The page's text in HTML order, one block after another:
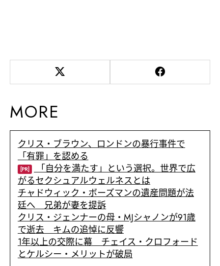
MORE
クリス・ブラウン、ロンドンの暴行事件で
「有罪」を認める
[PR]
「自分を満たす」という選択。世界で広
がるセクシュアルウェルネスとは
チャドウィック・ボーズマンの遺産問題が法
廷へ 兄弟が妻を提訴
クリス・ジェンナーの母・MJシャノンが91歳
で逝去 キムの追悼に反響
1年以上の交際に幕 チェイス・クロフォード
とケルシー・メリットが破局